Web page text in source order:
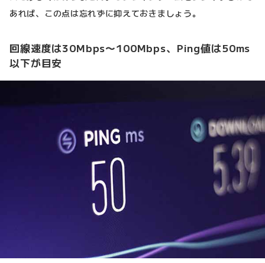
あれば、この点は忘れずに抑えておきましょう。
回線速度は30Mbps〜100Mbps、Ping値は50ms
以下が目安